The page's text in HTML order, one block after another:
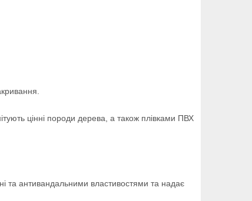
цінні породи дерева, а також плівками ПВХ
та антивандальними властивостями та надає